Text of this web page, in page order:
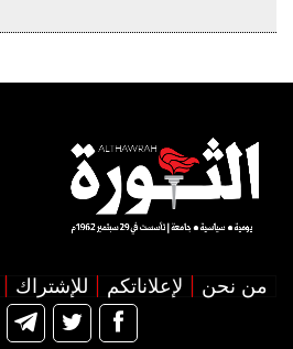
من نحن لإعلاناتكم للإشتراك